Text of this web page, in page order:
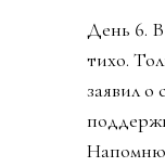
День 6.
тихо.
заявил о